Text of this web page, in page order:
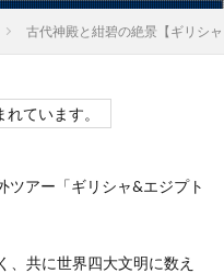
古代神殿と紺碧の絶景【ギリシ
ています。
ツアー「ギリシャ&エジプト
、共に世界四大文明に数え